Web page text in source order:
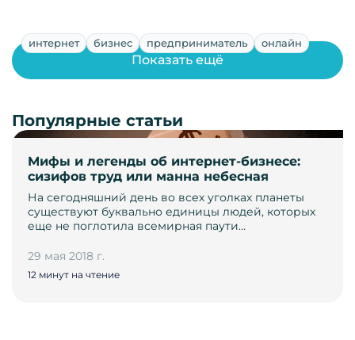
интернет бизнес предприниматель онлайн
Мифы и легенды об интернет-бизнесе:
сизифов труд или манна небесная
На сегодняшний день во всех уголках планеты
существуют буквально единицы людей, которых
еще не поглотила всемирная паути…
29 мая 2018 г.
12 минут на чтение
Показать ещё
Популярные статьи